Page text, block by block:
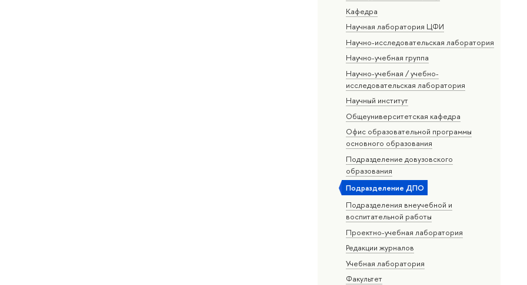
Кафедра
Научная лаборатория ЦФИ
Научно-исследовательская лаборатория
Научно-учебная группа
Научно-учебная / учебно-
исследовательская лаборатория
Научный институт
Общеуниверситетская кафедра
Офис образовательной программы
основного образования
Подразделение довузовского
образования
Подразделение ДПО
Подразделения внеучебной и
воспитательной работы
Проектно-учебная лаборатория
Редакции журналов
Учебная лаборатория
Факультет